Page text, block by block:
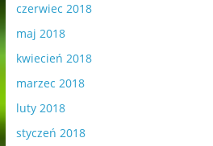
czerwiec 2018
maj 2018
kwiecień 2018
marzec 2018
luty 2018
styczeń 2018